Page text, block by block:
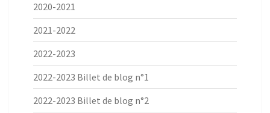
2020-2021
2021-2022
2022-2023
2022-2023 Billet de blog n°1
2022-2023 Billet de blog n°2